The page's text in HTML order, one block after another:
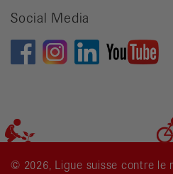
Social Media
© 2026, Ligue suisse contre le